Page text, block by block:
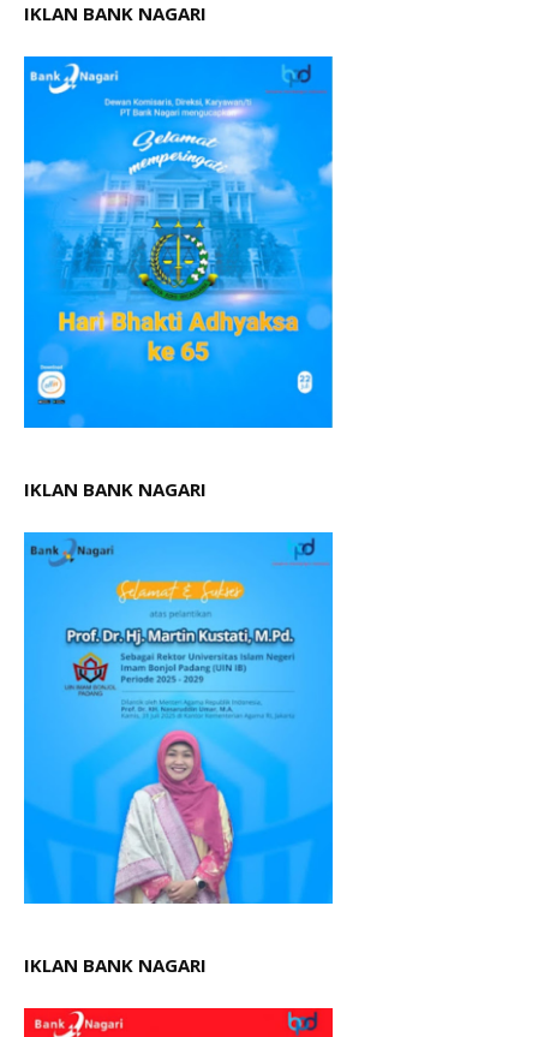
IKLAN BANK NAGARI
IKLAN BANK NAGARI
IKLAN BANK NAGARI